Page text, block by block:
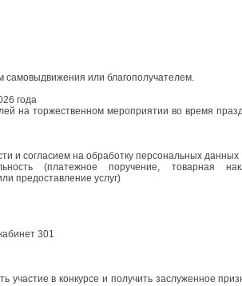
самовыдвижения или благополучателем.
года
на торжественном мероприятии во время
и согласием на обработку персональных данных
(платежное поручение, товарная
предоставление услуг)
301
участие в конкурсе и получить заслуженное